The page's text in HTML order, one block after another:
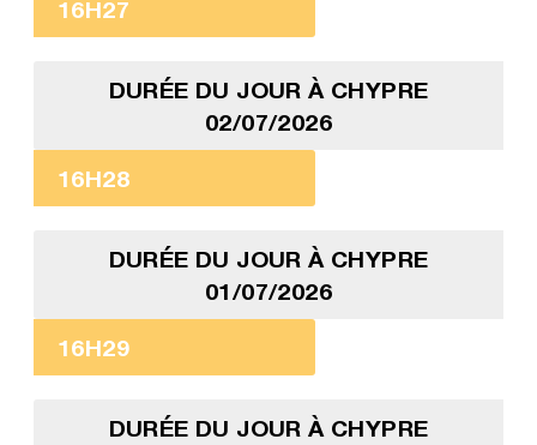
16H27
DURÉE DU JOUR À CHYPRE
02/07/2026
16H28
DURÉE DU JOUR À CHYPRE
01/07/2026
16H29
DURÉE DU JOUR À CHYPRE